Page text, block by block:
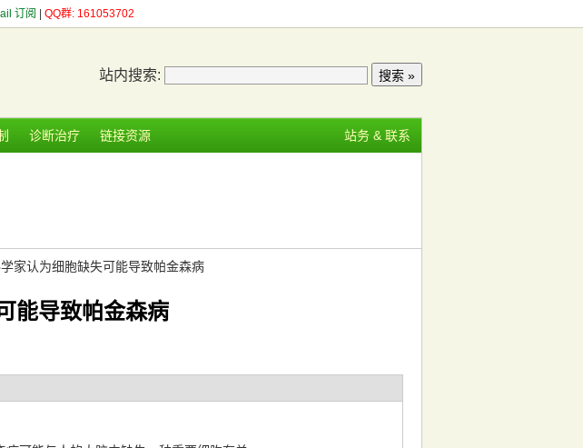
订阅 QQ群: 161053702
站内搜索:
诊断治疗 链接资源 站务 & 联系
家认为细胞缺失可能导致帕金森病
能导致帕金森病